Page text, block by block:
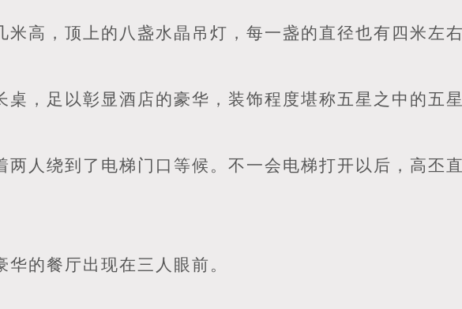
米高，顶上的八盏水晶吊灯，每一盏的直径也有四米左右
桌，足以彰显酒店的豪华，装饰程度堪称五星之中的五星
两人绕到了电梯门口等候。不一会电梯打开以后，高丕
华的餐厅出现在三人眼前。